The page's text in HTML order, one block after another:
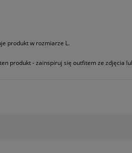
produkt w rozmiarze L.
produkt - zainspiruj się outfitem ze zdjęcia